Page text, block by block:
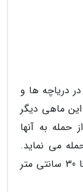
دریاچه ها و
ماهی دیگر
حمله به آنها
می نماید.
پیرانا دارای بدنی تخت است و می تواند تا 30 سانتی متر